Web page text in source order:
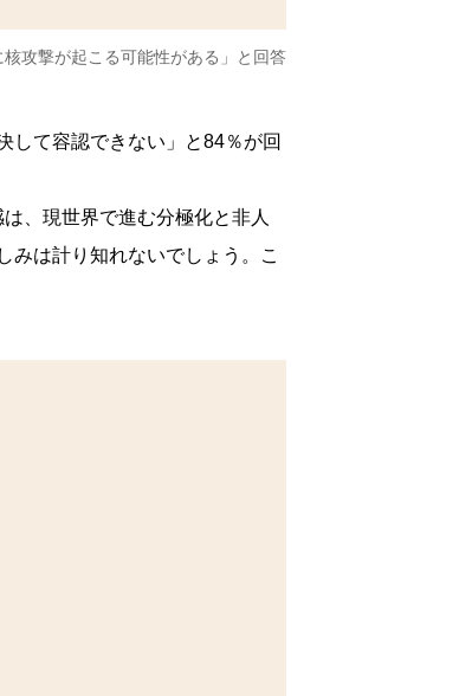
攻撃が起こる可能性がある」と回答
して容認できない」と84％が回
、現世界で進む分極化と非人
みは計り知れないでしょう。こ